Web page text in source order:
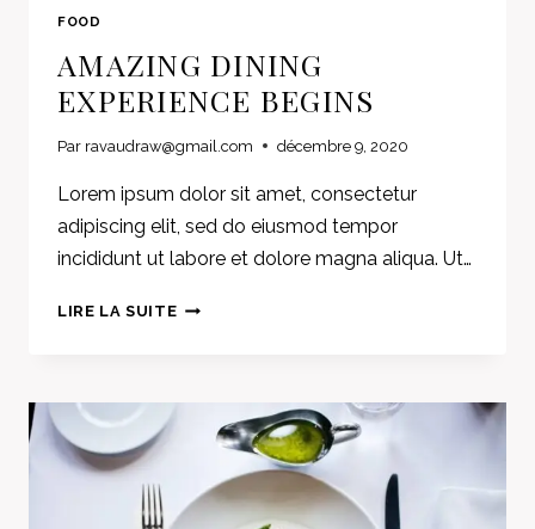
FOOD
AMAZING DINING
EXPERIENCE BEGINS
Par ravaudraw@gmail.com décembre 9, 2020
Lorem ipsum dolor sit amet, consectetur
adipiscing elit, sed do eiusmod tempor
incididunt ut labore et dolore magna aliqua. Ut…
LIRE LA SUITEAMAZING